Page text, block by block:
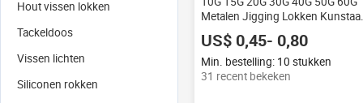
Hout vissen lokken
Tackeldoos
Vissen lichten
Siliconen rokken
Metalen Jigging Lokken
Met Hulphaken
US$ 0,45- 0,80
Min. bestelling: 10 stukken
31 recent bekeken